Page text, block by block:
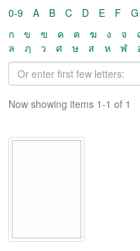
0-9 A B C D E F G
ก
ข ฃ ค ฅ ฆ ง จ
ล
ฦ ว ศ ษ ส ห ฬ
Now showing items 1-1 of 1